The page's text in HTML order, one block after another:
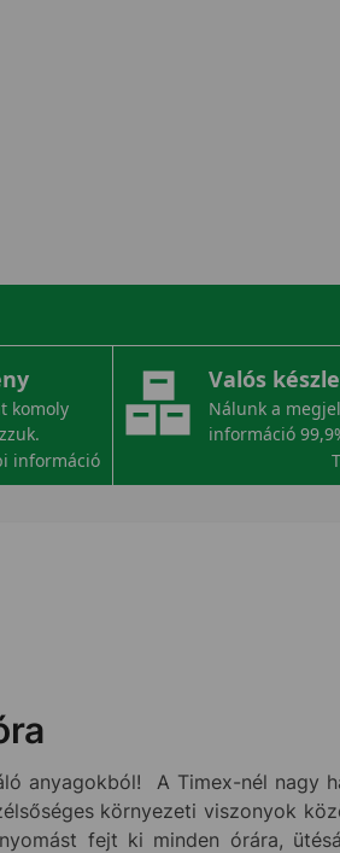
komoly
információ
Valós
Nálunk a
információ
anyagokból! A Timex-nél nagy
környezeti viszonyok
fejt ki minden órára,